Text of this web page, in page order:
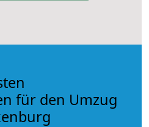
für den Umzug